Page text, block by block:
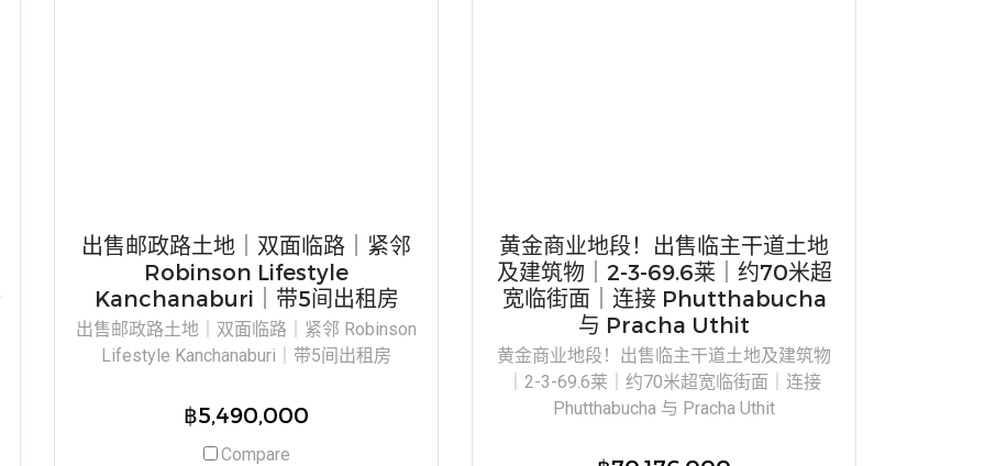
出售邮政路土地｜双面临路｜紧邻
Robinson Lifestyle
Kanchanaburi｜带5间出租房
出售邮政路土地｜双面临路｜紧邻 Robinson
Lifestyle Kanchanaburi｜带5间出租房
฿5,490,000
Compare
黄金商业地段！出售临主干道土地
及建筑物｜2-3-69.6莱｜约70米超
宽临街面｜连接 Phutthabucha
与 Pracha Uthit
黄金商业地段！出售临主干道土地及建筑物
｜2-3-69.6莱｜约70米超宽临街面｜连接
Phutthabucha 与 Pracha Uthit